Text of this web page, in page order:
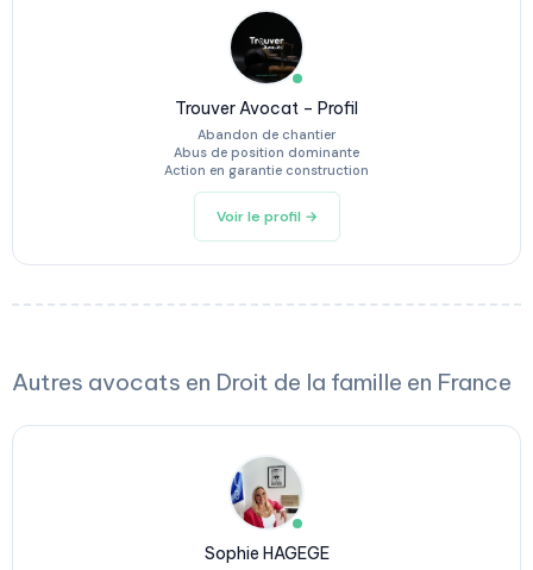
Trouver Avocat – Profil
Abandon de chantier
Abus de position dominante
Action en garantie construction
Voir le profil →
Autres avocats en Droit de la famille en France
Sophie HAGEGE